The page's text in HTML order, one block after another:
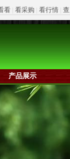
看 | 看采购 | 看行情 |
产品展示